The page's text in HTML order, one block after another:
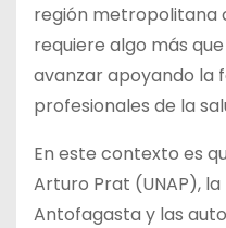
región metropolitana
requiere algo más
avanzar apoyando la
profesionales de la
En este contexto es
Arturo Prat (UNAP), la
Antofagasta y las